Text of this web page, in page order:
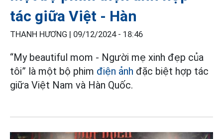
tác giữa Việt - Hàn
THANH HƯƠNG | 09/12/2024 - 18:46
“My beautiful mom - Người mẹ xinh đẹp của
tôi” là một bộ phim điện ảnh đặc biệt hợp tác
giữa Việt Nam và Hàn Quốc.